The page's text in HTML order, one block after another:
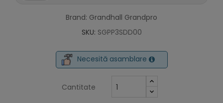
Brand: Grandhall Grandpro
SKU: SGPP3SDD00
Necesită asamblare
Cantitate